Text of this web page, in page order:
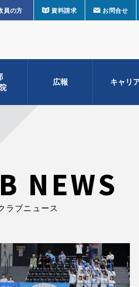
員の方 資料請求 お問合せ
広報 キャリ
NEWS
ラブニュース